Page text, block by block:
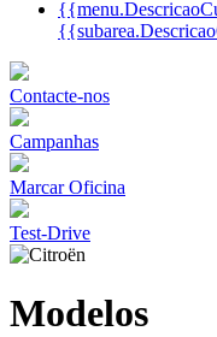
Contacte-nos
Campanhas
Marcar Oficina
Test-Drive
Modelos